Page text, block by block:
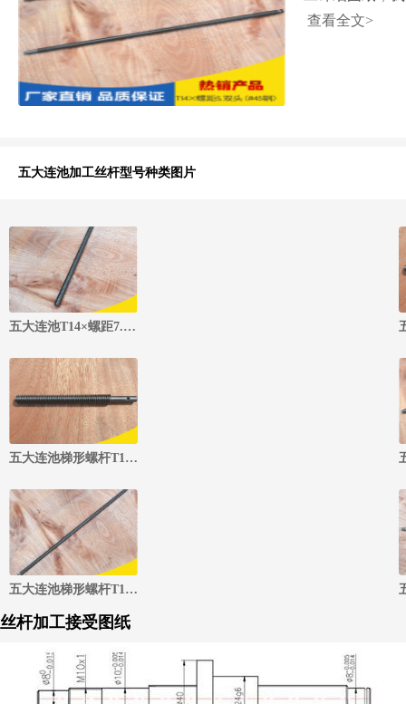
查看全文>
五大连池加工丝杆型号种类图片
五大连池T14×螺距7.5.三头丝杆(#45钢)
五大连池梯形螺杆T12×螺距7.5，三头(#20钢)
五大连池梯形螺杆T12×螺距15，五头（#20钢）
丝杆加工接受图纸